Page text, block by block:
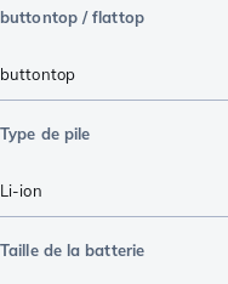
buttontop / flattop
buttontop
Type de pile
Li-ion
Taille de la batterie